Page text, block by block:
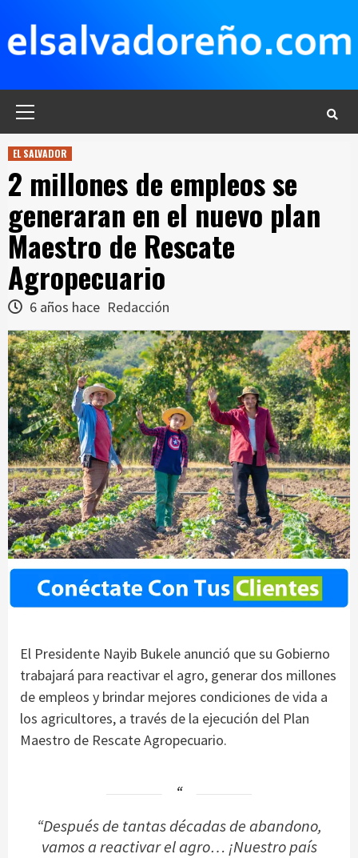
contenido
EL SALVADOR
2 millones de empleos se
generaran en el nuevo plan
Maestro de Rescate
Agropecuario
6 años hace Redacción
El Presidente Nayib Bukele anunció que su Gobierno
trabajará para reactivar el agro, generar dos millones
de empleos y brindar mejores condiciones de vida a
los agricultores, a través de la ejecución del Plan
Maestro de Rescate Agropecuario.
“Después de tantas décadas de abandono,
vamos a reactivar el agro… ¡Nuestro país